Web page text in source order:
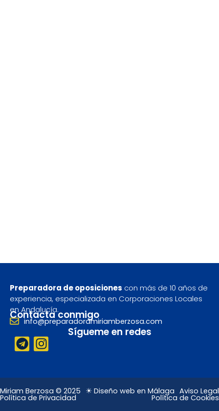
Preparadora de oposiciones con más de 10 años de
experiencia, especializada en Corporaciones Locales
en Andalucía.
Contacta conmigo
info@preparadoramiriamberzosa.com
Sígueme en redes
T
e
e
g
r
I
n
t
a
g
Miriam Berzosa © 2025 ☀ Diseño web en Málaga Aviso Legal
Política de Privacidad Política de Cookies